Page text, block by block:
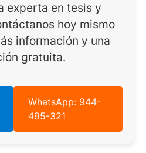
experta en tesis y
hoy mismo
información y una
gratuita.
WhatsApp: 944-
495-321